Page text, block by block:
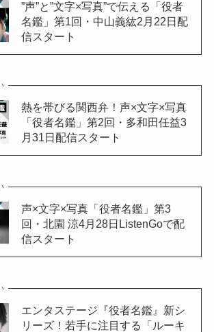
”声”と”文字×写真”で伝える「役者
名鑑」第1回・中山義紘2月22日配
信スタート
熱を帯びる関西弁！声×文字×写真
「役者名鑑」第2回・多和田任益3
月31日配信スタート
声×文字×写真「役者名鑑」第3
回・北園 涼4月28日ListenGoで配
信スタート
エンタステージ『役者名鑑』新シ
リーズ！若手に注目する「ルーキ